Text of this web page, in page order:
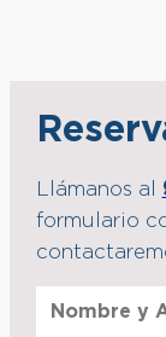
Llámanos al
formulario